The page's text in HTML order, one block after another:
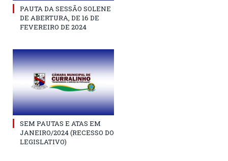
PAUTA DA SESSÃO SOLENE
DE ABERTURA, DE 16 DE
FEVEREIRO DE 2024
SEM PAUTAS E ATAS EM
JANEIRO/2024 (RECESSO DO
LEGISLATIVO)